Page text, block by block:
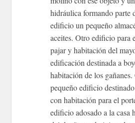
hidráulica formando parte
edificio un pequeño
aceites. Otro edificio para
pajar y habitación del
edificación destinada a
habitación de los
pequeño edificio
con habitación para el
edificio adosado a la casa